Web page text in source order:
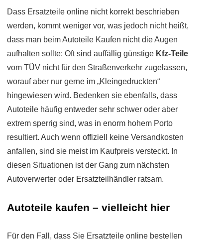
Dass Ersatzteile online nicht korrekt beschrieben
werden, kommt weniger vor, was jedoch nicht heißt,
dass man beim Autoteile Kaufen nicht die Augen
aufhalten sollte: Oft sind auffällig günstige Kfz-Teile
vom TÜV nicht für den Straßenverkehr zugelassen,
worauf aber nur gerne im „Kleingedruckten“
hingewiesen wird. Bedenken sie ebenfalls, dass
Autoteile häufig entweder sehr schwer oder aber
extrem sperrig sind, was in enorm hohem Porto
resultiert. Auch wenn offiziell keine Versandkosten
anfallen, sind sie meist im Kaufpreis versteckt. In
diesen Situationen ist der Gang zum nächsten
Autoverwerter oder Ersatzteilhändler ratsam.
Autoteile kaufen – vielleicht hier
Für den Fall, dass Sie Ersatzteile online bestellen